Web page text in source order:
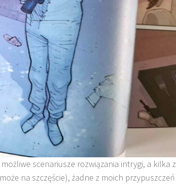
scenariusze rozwiązania intrygi, a kilka z
na szczęście), żadne z moich przypuszczeń